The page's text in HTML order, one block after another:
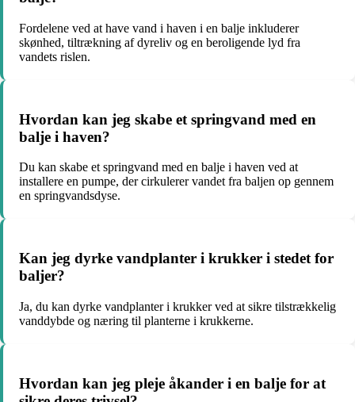
Fordelene ved at have vand i haven i en balje inkluderer
skønhed, tiltrækning af dyreliv og en beroligende lyd fra
vandets rislen.
Hvordan kan jeg skabe et springvand med en
balje i haven?
Du kan skabe et springvand med en balje i haven ved at
installere en pumpe, der cirkulerer vandet fra baljen op gennem
en springvandsdyse.
Kan jeg dyrke vandplanter i krukker i stedet for
baljer?
Ja, du kan dyrke vandplanter i krukker ved at sikre tilstrækkelig
vanddybde og næring til planterne i krukkerne.
Hvordan kan jeg pleje åkander i en balje for at